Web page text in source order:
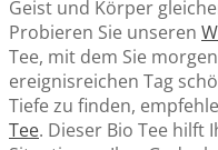
Geist und Körper
Probieren Sie unseren
Tee, mit dem Sie
ereignisreichen Tag
Tiefe zu finden,
Tee. Dieser Bio Tee hilft